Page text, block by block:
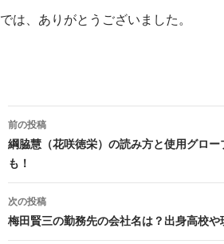
では、ありがとうございました。
投
稿
ナ
ビ
ゲ
前の投稿
綱脇慧（花咲徳栄）の読み方と使用グロ
も！
次の投稿
梅田賢三の勤務先の会社名は？出身高校や